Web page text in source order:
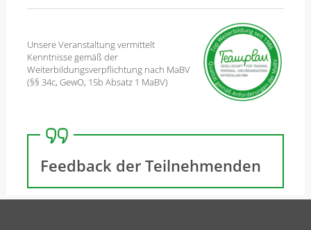
Unsere Veranstaltung vermittelt
Kenntnisse gemäß der
Weiterbildungsverpflichtung nach MaBV
(§§ 34c, GewO, 15b Absatz 1 MaBV)
Feedback der Teilnehmenden